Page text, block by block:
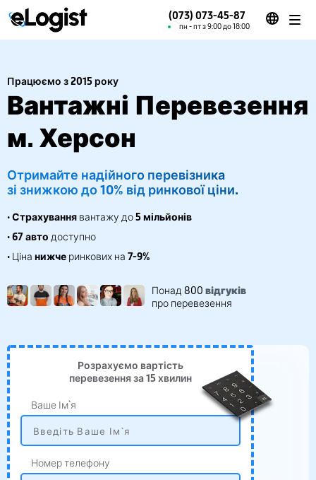
(073) 073-45-87
пн - пт з 9:00 до 18:00
Працюємо з 2015 року
Вантажні Перевезення
м. Херсон
Отримайте надійного перевізника
зі знижкою до 10% від ринкової ціни.
•Страхування вантажу до5 мільйонів
•67 авто доступно
• Ціна нижче ринкових на 7-9%
Понад 800 відгуків
про перевезення
Розрахуємо вартість
перевезення за 15 хвилин
Ваше Ім`я
Номер телефону